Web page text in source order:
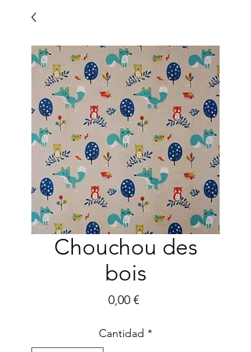
Chouchou des
bois
0,00 €Precio
Cantidad *